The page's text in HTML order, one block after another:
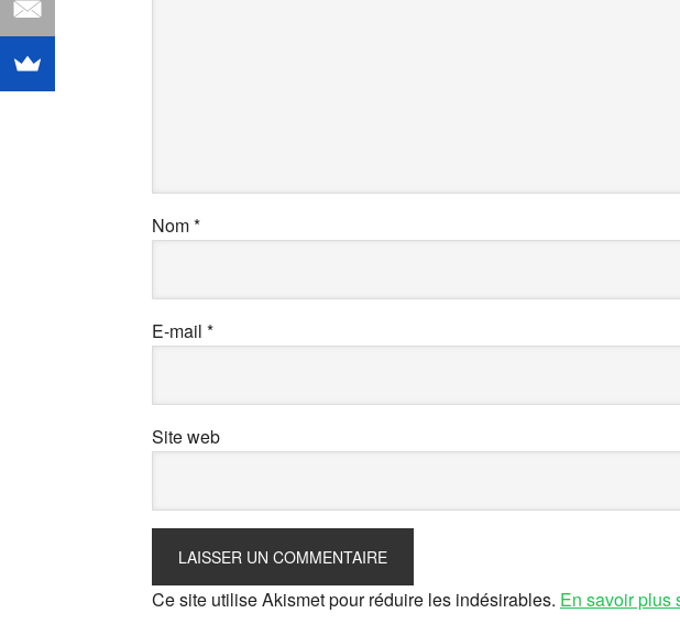
Nom*
E-mail *
Site web
Ce site utilise Akismet pour réduire les indésirables. En savoir plus